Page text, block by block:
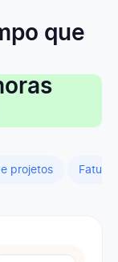
que
projetos